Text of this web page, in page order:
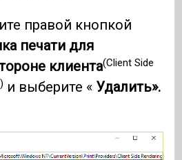
правой кнопкой
печати для
клиента(Client Side
и выберите « Удалить».